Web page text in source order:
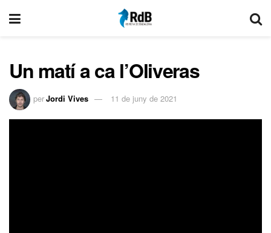
Un matí a ca l’Oliveras
perJordi Vives 11 de juny de 2021